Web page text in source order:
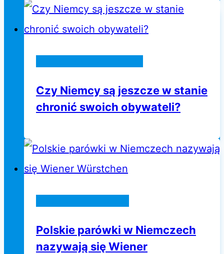
Czy Niemcy są jeszcze w stanie
chronić swoich obywateli?
Polskie parówki w Niemczech
nazywają się Wiener